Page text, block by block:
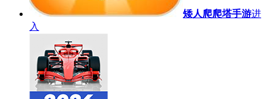
矮人爬爬塔手游进
入